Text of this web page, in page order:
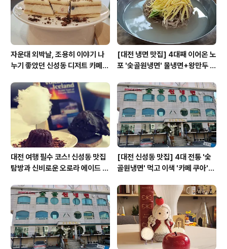
자운대 외박날, 조용히 이야기 나
누기 좋았던 신성동 디저트 카페
[대전 냉면 맛집] 4대째 이어온 노
포 '숯골원냉면' 물냉면+왕만두 조
대전 여행 필수 코스! 신성동 맛집
탐방과 신비로운 오로라 에이드 체
[대전 신성동 맛집] 4대 전통 '숯
골원냉면' 먹고 이색 '카페 쿠아'로